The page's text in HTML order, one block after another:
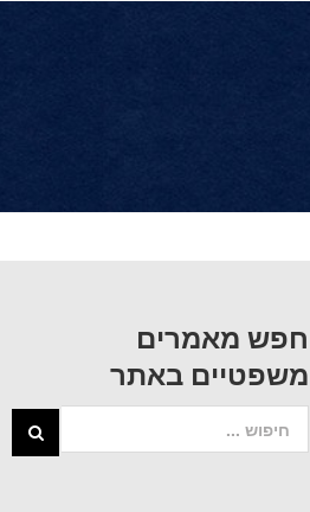
חפש מאמרים
משפטיים באתר